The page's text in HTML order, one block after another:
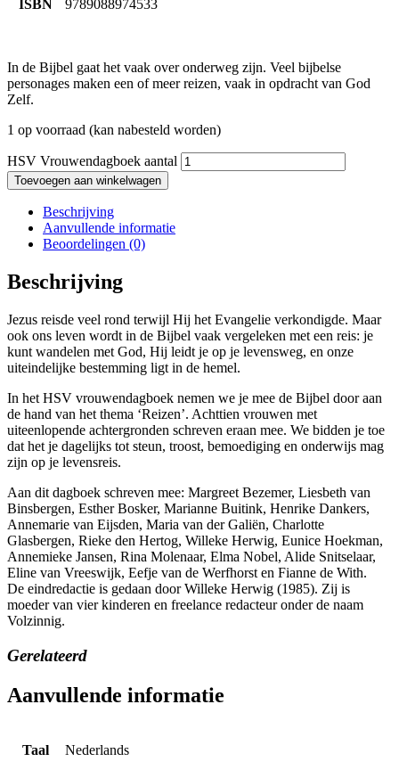
ISBN 9789088974533
In de Bijbel gaat het vaak over onderweg zijn. Veel bijbelse
personages maken een of meer reizen, vaak in opdracht van God
Zelf.
1 op voorraad (kan nabesteld worden)
HSV Vrouwendagboek aantal
Toevoegen aan winkelwagen
Beschrijving
Aanvullende informatie
Beoordelingen (0)
Beschrijving
Jezus reisde veel rond terwijl Hij het Evangelie verkondigde. Maar
ook ons leven wordt in de Bijbel vaak vergeleken met een reis: je
kunt wandelen met God, Hij leidt je op je levensweg, en onze
uiteindelijke bestemming ligt in de hemel.
In het HSV vrouwendagboek nemen we je mee de Bijbel door aan
de hand van het thema ‘Reizen’. Achttien vrouwen met
uiteenlopende achtergronden schreven eraan mee. We bidden je toe
dat het je dagelijks tot steun, troost, bemoediging en onderwijs mag
zijn op je levensreis.
Aan dit dagboek schreven mee: Margreet Bezemer, Liesbeth van
Binsbergen, Esther Bosker, Marianne Buitink, Henrike Dankers,
Annemarie van Eijsden, Maria van der Galiën, Charlotte
Glasbergen, Rieke den Hertog, Willeke Herwig, Eunice Hoekman,
Annemieke Jansen, Rina Molenaar, Elma Nobel, Alide Snitselaar,
Eline van Vreeswijk, Eefje van de Werfhorst en Fianne de With.
De eindredactie is gedaan door Willeke Herwig (1985). Zij is
moeder van vier kinderen en freelance redacteur onder de naam
Volzinnig.
Gerelateerd
Aanvullende informatie
Taal Nederlands